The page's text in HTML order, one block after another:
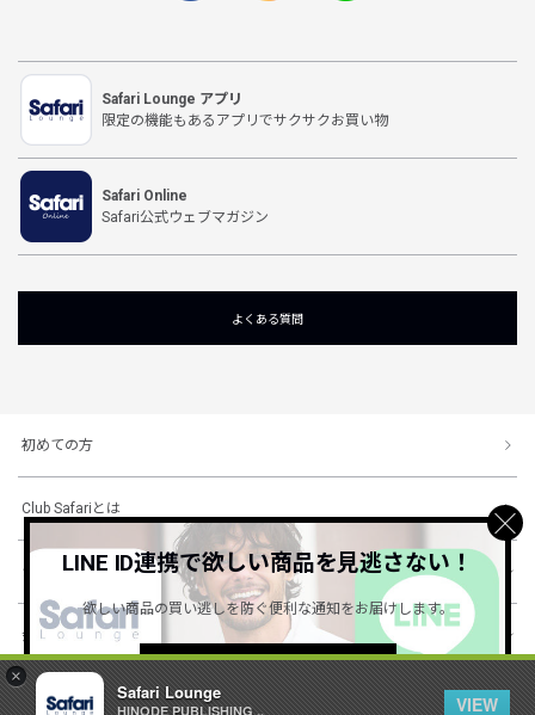
×
Safari Lounge
HINODE PUBLISHING .. VIEW
Safari Lounge アプリ
限定の機能もあるアプリでサクサクお買い物
Safari Online
Safari公式ウェブマガジン
よくある質問
初めての方
Club Safariとは
ショッピングガイド
会社概要・規約
© 1996-2026 HINODE PUBLISHING co., ltd. All Rights Reserved.
LINE ID連携で欲しい商品を見逃さない！
欲しい商品の買い逃しを防ぐ便利な通知をお届けします。
詳しくはこちら ＞